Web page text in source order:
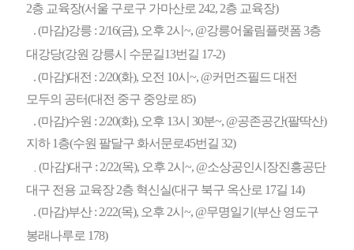
2층 교육장(서울 구로구 가마산로 242, 2층 교육장)
.(마감)강릉 : 2/16(금), 오후 2시~, @강릉어울림플랫폼 3층
대강당(강원 강릉시 수문길13번길 17-2)
.(마감)대전 : 2/20(화), 오전 10시~, @커먼즈필드 대전
모두의 공터(대전 중구 중앙로 85)
.(마감)수원 : 2/20(화), 오후 13시 30분~, @공존공간(팔딱산)
지하 1층(수원 팔달구 화서문로45번길 32)
.(마감)대구 : 2/22(목), 오후 2시~, @소상공인시장진흥공단
대구 전용 교육장 2층 혁신실(대구 북구 옥산로 17길 14)
.(마감)부산 : 2/22(목), 오후 2시~, @무명일기(부산 영도구
봉래나루로 178)